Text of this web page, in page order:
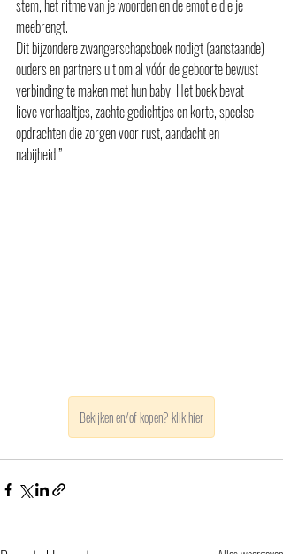
stem, het ritme van je woorden en de emotie die je
meebrengt.
Dit bijzondere zwangerschapsboek nodigt (aanstaande)
ouders en partners uit om al vóór de geboorte bewust
verbinding te maken met hun baby. Het boek bevat
lieve verhaaltjes, zachte gedichtjes en korte, speelse
opdrachten die zorgen voor rust, aandacht en
nabijheid.”
Bekijken en/of kopen? klik hier